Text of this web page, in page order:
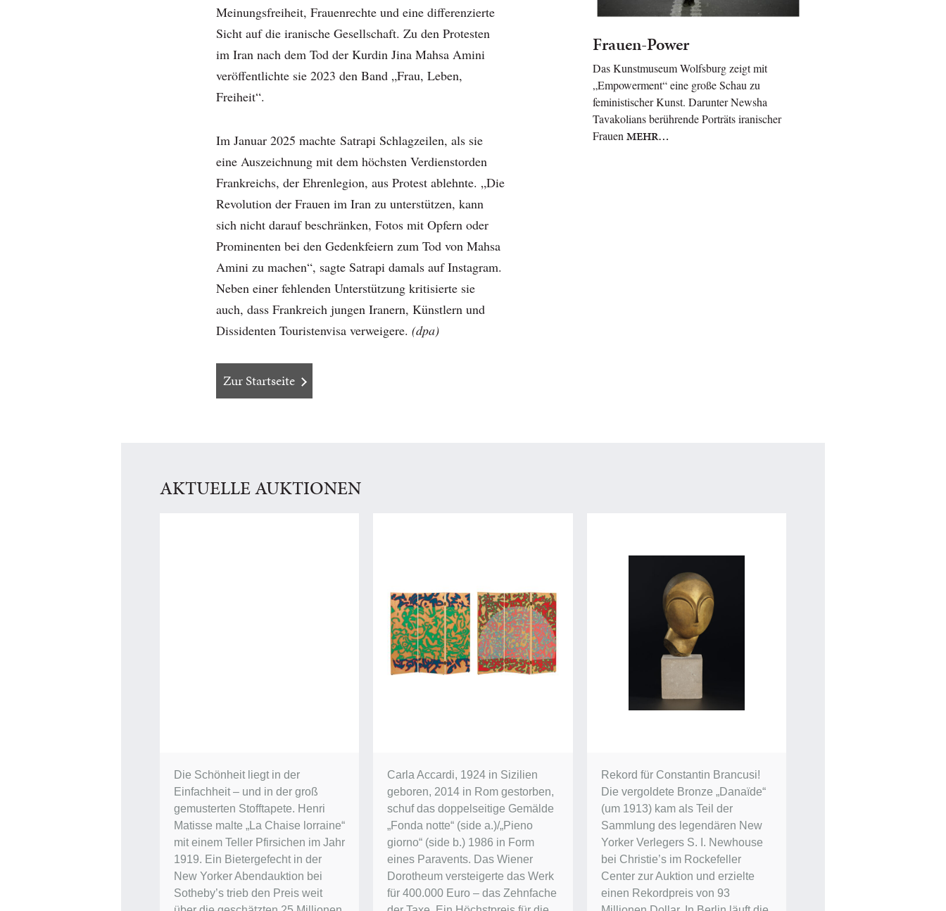
Meinungsfreiheit, Frauenrechte und eine differenzierte
Sicht auf die iranische Gesellschaft. Zu den Protesten
im Iran nach dem Tod der Kurdin Jina Mahsa Amini
veröffentlichte sie 2023 den Band „Frau, Leben,
Freiheit“.
Im Januar 2025 machte Satrapi Schlagzeilen, als sie
eine Auszeichnung mit dem höchsten Verdienstorden
Frankreichs, der Ehrenlegion, aus Protest ablehnte. „Die
Revolution der Frauen im Iran zu unterstützen, kann
sich nicht darauf beschränken, Fotos mit Opfern oder
Prominenten bei den Gedenkfeiern zum Tod von Mahsa
Amini zu machen“, sagte Satrapi damals auf Instagram.
Neben einer fehlenden Unterstützung kritisierte sie
auch, dass Frankreich jungen Iranern, Künstlern und
Dissidenten Touristenvisa verweigere. (dpa)
Zur Startseite
Frauen-Power
Das Kunstmuseum Wolfsburg zeigt mit
„Empowerment“ eine große Schau zu
feministischer Kunst. Darunter Newsha
Tavakolians berührende Porträts iranischer
FrauenMEHR…
AKTUELLE AUKTIONEN
Die Schönheit liegt in der
Einfachheit – und in der groß
gemusterten Stofftapete. Henri
Matisse malte „La Chaise lorraine“
mit einem Teller Pfirsichen im Jahr
1919. Ein Bietergefecht in der
New Yorker Abendauktion bei
Sotheby’s trieb den Preis weit
Carla Accardi, 1924 in Sizilien
geboren, 2014 in Rom gestorben,
schuf das doppelseitige Gemälde
„Fonda notte“ (side a.)/„Pieno
giorno“ (side b.) 1986 in Form
eines Paravents. Das Wiener
Dorotheum versteigerte das Werk
für 400.000 Euro – das Zehnfache
Rekord für Constantin Brancusi!
Die vergoldete Bronze „Danaïde“
(um 1913) kam als Teil der
Sammlung des legendären New
Yorker Verlegers S. I. Newhouse
bei Christie’s im Rockefeller
Center zur Auktion und erzielte
einen Rekordpreis von 93